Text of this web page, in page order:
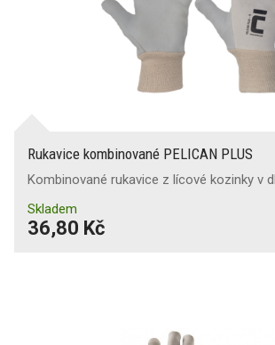
Rukavice kombinované PELICAN PLUS
Kombinované rukavice z lícové kozinky v
Skladem
36,80 Kč